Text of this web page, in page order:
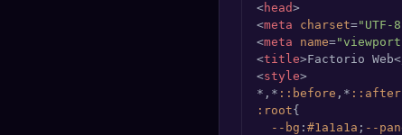
<head>
<meta charset="UTF-
<meta name=
<title>Factorio Web
<style>
*,* ::before ,* ::after
:root{
--bg : #1a1a1a ; --